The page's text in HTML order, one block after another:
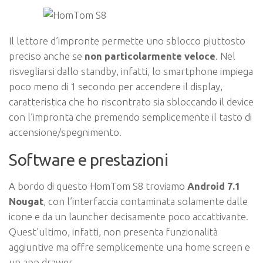
Il lettore d’impronte permette uno sblocco piuttosto
preciso anche se non particolarmente veloce . Nel
risvegliarsi dallo standby, infatti, lo smartphone impiega
poco meno di 1 secondo per accendere il display,
caratteristica che ho riscontrato sia sbloccando il device
con l’impronta che premendo semplicemente il tasto di
accensione/spegnimento.
Software e prestazioni
A bordo di questo HomTom S8 troviamo Android 7.1
Nougat, con l’interfaccia contaminata solamente dalle
icone e da un launcher decisamente poco accattivante.
Quest’ultimo, infatti, non presenta funzionalità
aggiuntive ma offre semplicemente una home screen e